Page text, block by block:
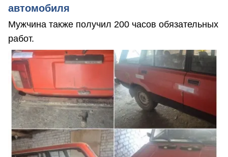
автомобиля
Мужчина также получил 200 часов обязательных
работ.